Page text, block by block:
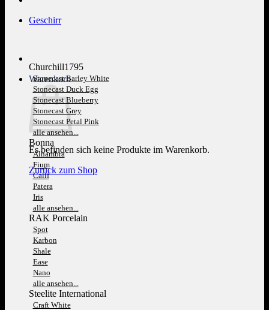
Warenkorb
Es befinden sich keine Produkte im Warenkorb.
Zurück zum Shop
Geschirr
Churchill1795
Stonecast Barley White
Stonecast Duck Egg
Stonecast Blueberry
Stonecast Grey
Stonecast Petal Pink
alle ansehen...
Bonna
Alhambra
Fium
Calif
Patera
Iris
alle ansehen...
RAK Porcelain
Spot
Karbon
Shale
Ease
Nano
alle ansehen...
Steelite International
Craft White